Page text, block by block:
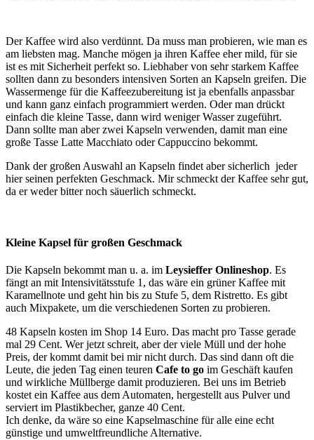
Der Kaffee wird also verdünnt. Da muss man probieren, wie man es
am liebsten mag. Manche mögen ja ihren Kaffee eher mild, für sie
ist es mit Sicherheit perfekt so. Liebhaber von sehr starkem Kaffee
sollten dann zu besonders intensiven Sorten an Kapseln greifen. Die
Wassermenge für die Kaffeezubereitung ist ja ebenfalls anpassbar
und kann ganz einfach programmiert werden. Oder man drückt
einfach die kleine Tasse, dann wird weniger Wasser zugeführt.
Dann sollte man aber zwei Kapseln verwenden, damit man eine
große Tasse Latte Macchiato oder Cappuccino bekommt.
Dank der großen Auswahl an Kapseln findet aber sicherlich jeder
hier seinen perfekten Geschmack. Mir schmeckt der Kaffee sehr gut,
da er weder bitter noch säuerlich schmeckt.
Kleine Kapsel für großen Geschmack
Die Kapseln bekommt man u. a. im Leysieffer Onlineshop. Es
fängt an mit Intensivitätsstufe 1, das wäre ein grüner Kaffee mit
Karamellnote und geht hin bis zu Stufe 5, dem Ristretto. Es gibt
auch Mixpakete, um die verschiedenen Sorten zu probieren.
48 Kapseln kosten im Shop 14 Euro. Das macht pro Tasse gerade
mal 29 Cent. Wer jetzt schreit, aber der viele Müll und der hohe
Preis, der kommt damit bei mir nicht durch. Das sind dann oft die
Leute, die jeden Tag einen teuren Cafe to go im Geschäft kaufen
und wirkliche Müllberge damit produzieren. Bei uns im Betrieb
kostet ein Kaffee aus dem Automaten, hergestellt aus Pulver und
serviert im Plastikbecher, ganze 40 Cent.
Ich denke, da wäre so eine Kapselmaschine für alle eine echt
günstige und umweltfreundliche Alternative.